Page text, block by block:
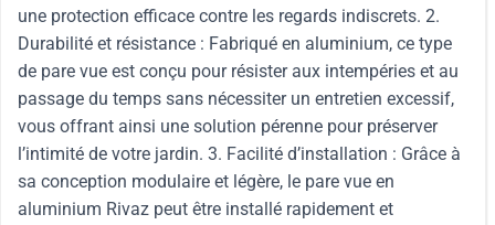
une protection efficace contre les regards indiscrets. 2.
Durabilité et résistance : Fabriqué en aluminium, ce type
de pare vue est conçu pour résister aux intempéries et au
passage du temps sans nécessiter un entretien excessif,
vous offrant ainsi une solution pérenne pour préserver
l’intimité de votre jardin. 3. Facilité d’installation : Grâce à
sa conception modulaire et légère, le pare vue en
aluminium Rivaz peut être installé rapidement et